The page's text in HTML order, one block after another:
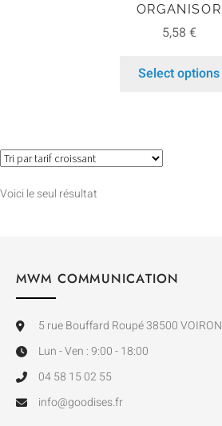
ORGANISOR
5,58 €
Select options
Voici le seul résultat
MWM COMMUNICATION
5 rue Bouffard Roupé 38500 VOIRON
Lun - Ven : 9:00 - 18:00
04 58 15 02 55
info@goodises.fr